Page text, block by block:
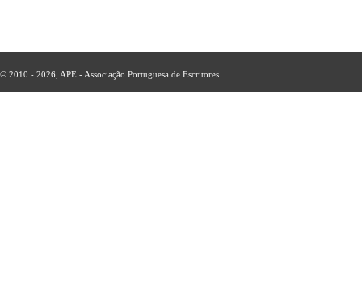
© 2010 - 2026, APE - Associação Portuguesa de Escritores